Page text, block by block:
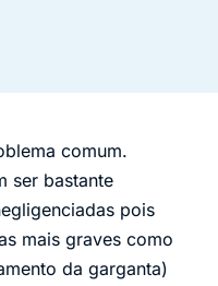
comum.
ser bastante
pois
mais graves como
da garganta)